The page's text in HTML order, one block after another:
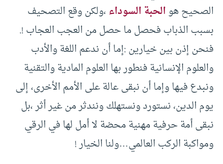
الصحيح هوالحبة السوداء،ولكن وقع التصحيف
بسبب الذباب فحصل ما حصل من العجب العجاب !.
فنحن إذن بين خيارين :إما أن ندعم اللغة والأدب
والعلوم الإنسانية فنطور بها العلوم المادية والتقنية
ونبدع فيها وإما أن نبقى عالة على الأمم الأخرى، إلى
يوم الدين، نستورد ونستهلك ونندثر من غير أثر ،بل
نبقى أمة حرفية مهنية محضة لا أمل لها في الرقي
ومواكبة الركب العالمي…ولنا الخيار !